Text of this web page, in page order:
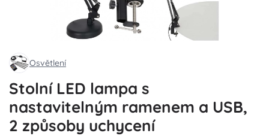
Osvětlení
Stolní LED lampa s
nastavitelným ramenem a USB,
2 způsoby uchycení